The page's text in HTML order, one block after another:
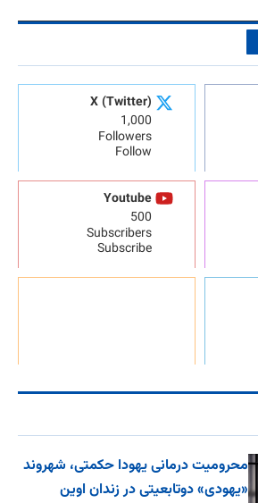
X (Twitter)
1,000
Followers
Follow
Youtube
500
Subscribers
Subscribe
محرومیت درمانی یهودا حکمتی، شهروند
«یهودی» دوتابعیتی در زندان اوین